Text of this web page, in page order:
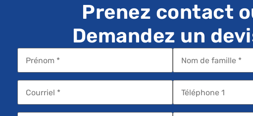
Prenez contact
Demandez un